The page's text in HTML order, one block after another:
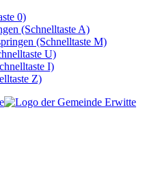
0)
(Schnelltaste A)
(Schnelltaste M)
U)
I)
Z)